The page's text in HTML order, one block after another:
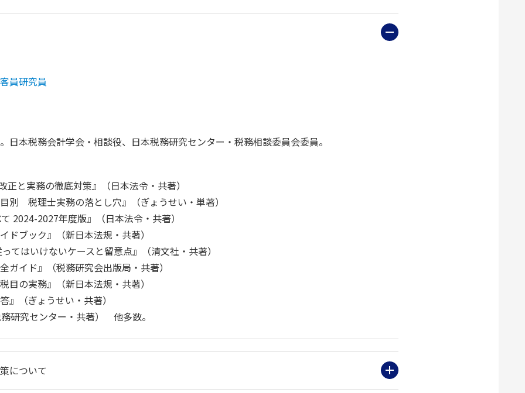
員研究員
日本税務会計学会・相談役、日本税務研究センター・税務相談委員会委員。
と実務の徹底対策』（日本法令・共著）
税理士実務の落とし穴』（ぎょうせい・単著）
2024-2027年度版』（日本法令・共著）
ブック』（新日本法規・共著）
てはいけないケースと留意点』（清文社・共著）
ガイド』（税務研究会出版局・共著）
目の実務』（新日本法規・共著）
』（ぎょうせい・共著）
研究センター・共著） 他多数。
について